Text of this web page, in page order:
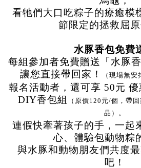
看牠們大口吃粽子的療癒模
節限定的拯救屈原
水豚香包免費
每組參加者免費贈送「水豚
讓您直接帶回家！
（現場無
報名活動者，還可享 50元
DIY香包組
（原價120元/個，帶
品）。
連假快牽著孩子的手，一起
心、體驗包動物粽
與水豚和動物朋友們共度
吧！